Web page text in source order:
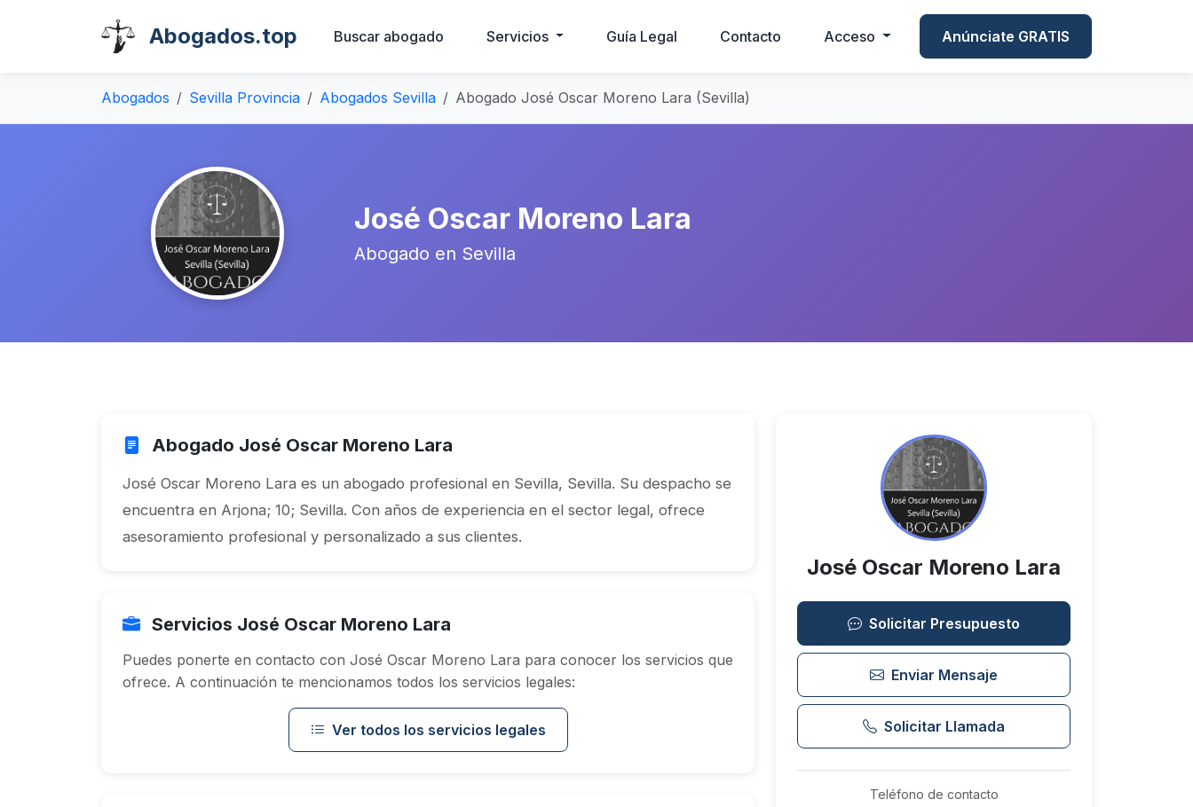
Abogados.top Buscar abogado Servicios Guía Legal Contacto Acceso Anúnciate GRATIS
Abogados Sevilla Provincia Abogados Sevilla Abogado José Oscar Moreno Lara (Sevilla)
José Oscar Moreno Lara
Abogado en Sevilla
Abogado José Oscar Moreno Lara
José Oscar Moreno Lara es un abogado profesional en Sevilla, Sevilla. Su despacho se
encuentra en Arjona; 10; Sevilla. Con años de experiencia en el sector legal, ofrece
asesoramiento profesional y personalizado a sus clientes.
Servicios José Oscar Moreno Lara
Puedes ponerte en contacto con José Oscar Moreno Lara para conocer los servicios que
ofrece. A continuación te mencionamos todos los servicios legales:
Ver todos los servicios legales
José Oscar Moreno Lara
Solicitar Presupuesto
Enviar Mensaje
Solicitar Llamada
Teléfono de contacto